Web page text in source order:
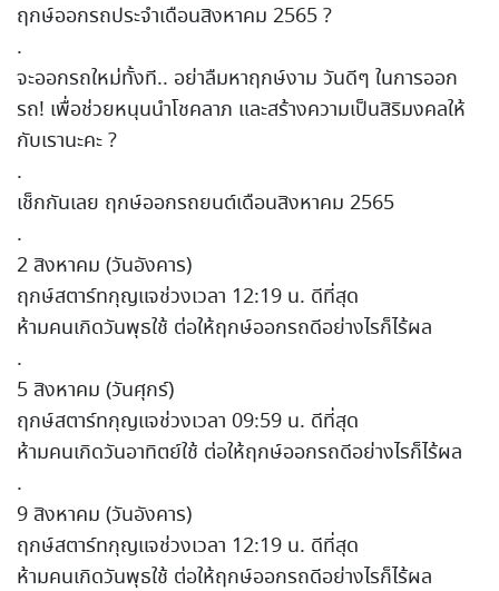
ฤกษ์ออกรถประจำเดือนสิงหาคม 2565 ?
.
จะออกรถใหม่ทั้งที.. อย่าลืมหาฤกษ์งาม วันดีๆ ในการออก
รถ! เพื่อช่วยหนุนนำโชคลาภ และสร้างความเป็นสิริมงคลให้
กับเรานะคะ ?
.
เช็กกันเลย ฤกษ์ออกรถยนต์เดือนสิงหาคม 2565
.
2 สิงหาคม (วันอังคาร)
ฤกษ์สตาร์ทกุญแจช่วงเวลา 12:19 น. ดีที่สุด
ห้ามคนเกิดวันพุธใช้ ต่อให้ฤกษ์ออกรถดีอย่างไรก็ไร้ผล
.
5 สิงหาคม (วันศุกร์)
ฤกษ์สตาร์ทกุญแจช่วงเวลา 09:59 น. ดีที่สุด
ห้ามคนเกิดวันอาทิตย์ใช้ ต่อให้ฤกษ์ออกรถดีอย่างไรก็ไร้ผล
.
9 สิงหาคม (วันอังคาร)
ฤกษ์สตาร์ทกุญแจช่วงเวลา 12:19 น. ดีที่สุด
ห้ามคนเกิดวันพุธใช้ ต่อให้ฤกษ์ออกรถดีอย่างไรก็ไร้ผล